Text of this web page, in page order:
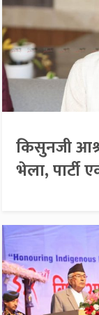
किसुनजी
भेला,